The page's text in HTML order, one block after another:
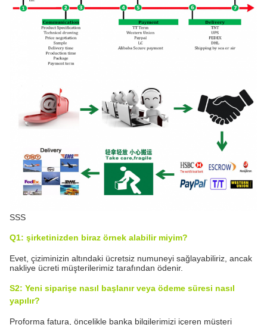
SSS
Q1: şirketinizden biraz örnek alabilir miyim?
Evet, çiziminizin altındaki ücretsiz numuneyi sağlayabiliriz, ancak
nakliye ücreti müşterilerimiz tarafından ödenir.
S2: Yeni siparişe nasıl başlanır veya ödeme süresi nasıl
yapılır?
Proforma fatura, öncelikle banka bilgilerimizi içeren müşteri